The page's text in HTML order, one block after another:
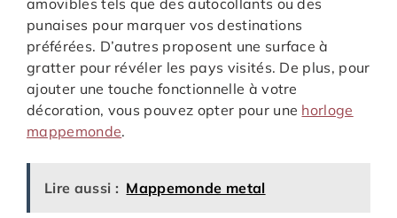
amovibles tels que des autocollants ou des
punaises pour marquer vos destinations
préférées. D’autres proposent une surface à
gratter pour révéler les pays visités. De plus, pour
ajouter une touche fonctionnelle à votre
décoration, vous pouvez opter pour une horloge
mappemonde.
Lire aussi : Mappemonde metal